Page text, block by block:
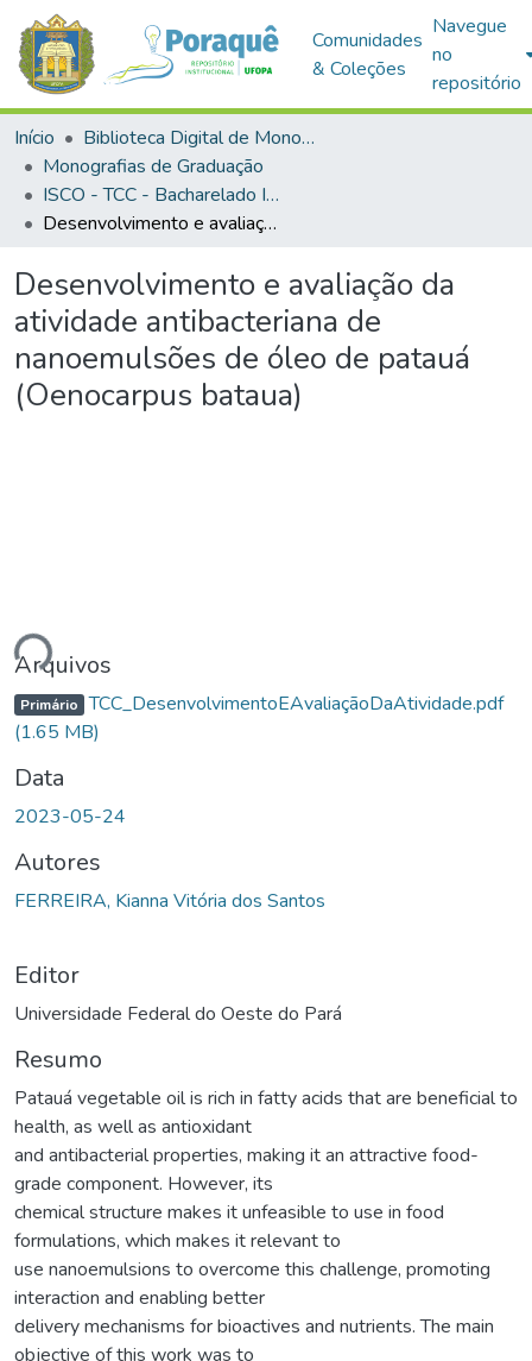
Comunidades
& Coleções
Navegue
no
repositório
Início
Biblioteca Digital de Monografias (BDM)
Monografias de Graduação
ISCO - TCC - Bacharelado Interdisciplinar em Saúde
Desenvolvimento e avaliação da atividade antibacteriana de nanoemulsões de óleo de patauá (Oenocarpus bataua)
Desenvolvimento e avaliação da
atividade antibacteriana de
nanoemulsões de óleo de patauá
(Oenocarpus bataua)
Arquivos
Primário TCC_DesenvolvimentoEAvaliaçãoDaAtividade.pdf
(1.65 MB)
Data
2023-05-24
Autores
FERREIRA, Kianna Vitória dos Santos
Editor
Universidade Federal do Oeste do Pará
Resumo
Patauá vegetable oil is rich in fatty acids that are beneficial to
health, as well as antioxidant
and antibacterial properties, making it an attractive food-
grade component. However, its
chemical structure makes it unfeasible to use in food
formulations, which makes it relevant to
use nanoemulsions to overcome this challenge, promoting
interaction and enabling better
delivery mechanisms for bioactives and nutrients. The main
objective of this work was to